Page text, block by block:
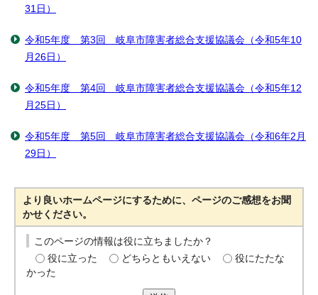
31日）
令和5年度 第3回 岐阜市障害者総合支援協議会（令和5年10
月26日）
令和5年度 第4回 岐阜市障害者総合支援協議会（令和5年12
月25日）
令和5年度 第5回 岐阜市障害者総合支援協議会（令和6年2月
29日）
より良いホームページにするために、ページのご感想をお聞
かせください。
このページの情報は役に立ちましたか？
役に立った
どちらともいえない
役にたたな
かった